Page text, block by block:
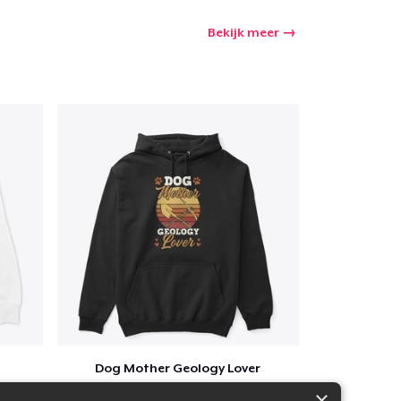
Bekijk meer
Dog Mother Geology Lover